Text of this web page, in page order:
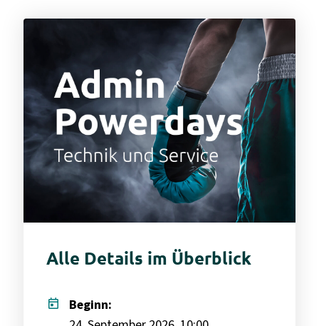
Alle Details im Überblick
today
Beginn: